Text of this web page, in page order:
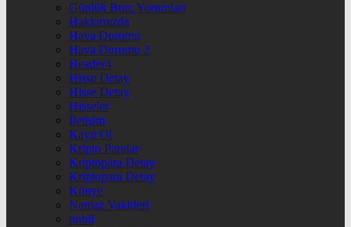
Günlük Burç Yorumları
Hakkımızda
Hava Durumu
Hava Durumu 2
Header4
Hisse Detay
Hisse Detay
Hisseler
İletişim
Kayıt Ol
Kripto Paralar
Kriptopara Detay
Kriptopara Detay
Künye
Namaz Vakitleri
nnbil